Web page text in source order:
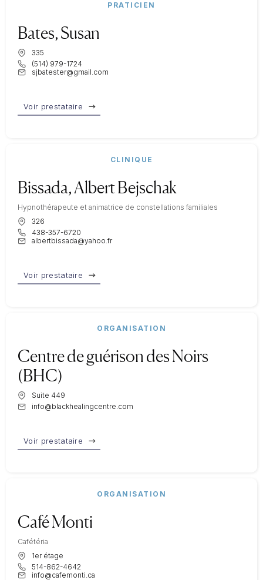
PRATICIEN
Bates, Susan
335
(514) 979-1724
sjbatester@gmail.com
Voir prestataire
CLINIQUE
Bissada, Albert Bejschak
Hypnothérapeute et animatrice de constellations familiales
326
438-357-6720
albertbissada@yahoo.fr
Voir prestataire
ORGANISATION
Centre de guérison des Noirs
(BHC)
Suite 449
info@blackhealingcentre.com
Voir prestataire
ORGANISATION
Café Monti
Cafétéria
1er étage
514-862-4642
info@cafemonti.ca